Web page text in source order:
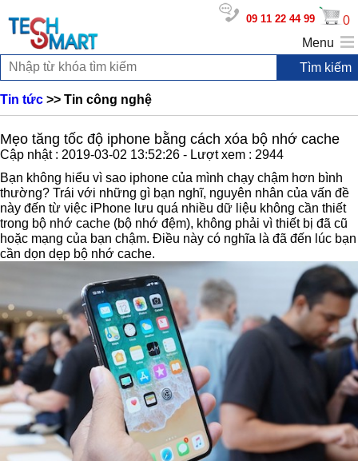
09 11 22 44 99
0
Menu
Tin tức >> Tin công nghệ
Mẹo tăng tốc độ iphone bằng cách xóa bộ nhớ cache
Cập nhật : 2019-03-02 13:52:26 - Lượt xem : 2944
Bạn không hiểu vì sao iphone của mình chạy chậm hơn bình
thường? Trái với những gì bạn nghĩ, nguyên nhân của vấn đề
này đến từ việc iPhone lưu quá nhiều dữ liệu không cần thiết
trong bộ nhớ cache (bộ nhớ đệm), không phải vì thiết bị đã cũ
hoặc mạng của bạn chậm. Điều này có nghĩa là đã đến lúc bạn
cần dọn dẹp bộ nhớ cache.